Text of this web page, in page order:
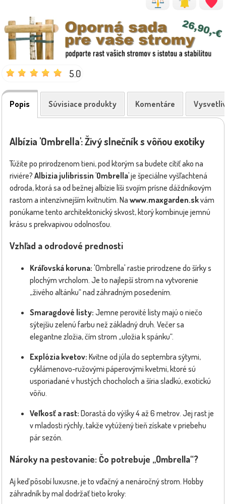
5.0
Popis Súvisiace produkty Komentáre
Albízia 'Ombrella': Živý slnečník s vôňou exotiky
Túžite po prirodzenom tieni, pod ktorým sa budete cítiť ako na
riviére? Albizia julibrissin 'Ombrella'je špeciálne vyšľachtená
odroda, ktorá sa od bežnej albízie líši svojím prísne dáždnikovým
rastom a intenzívnejším kvitnutím. Na www.maxgarden.skvám
ponúkame tento architektonický skvost, ktorý kombinuje jemnú
krásu s prekvapivou odolnosťou.
Vzhľad a odrodové prednosti
Kráľovská koruna: 'Ombrella' rastie prirodzene do šírky s
plochým vrcholom. Je to najlepší strom na vytvorenie
„živého altánku“ nad záhradným posedením.
Smaragdové listy: Jemne perovité listy majú o niečo
sýtejšiu zelenú farbu než základný druh. Večer sa
elegantne zložia, čím strom „uložia k spánku“.
Explózia kvetov: Kvitne od júla do septembra sýtymi,
cyklámenovo-ružovými páperovými kvetmi, ktoré sú
usporiadané v hustých chocholoch a šíria sladkú, exotickú
vôňu.
Veľkosť a rast: Dorastá do výšky 4 až 6 metrov. Jej rast je
v mladosti rýchly, takže vytúžený tieň získate v priebehu
pár sezón.
Nároky na pestovanie: Čo potrebuje „Ombrella“?
Aj keď pôsobí luxusne, je to vďačný a nenáročný strom. Hobby
záhradník by mal dodržať tieto kroky: